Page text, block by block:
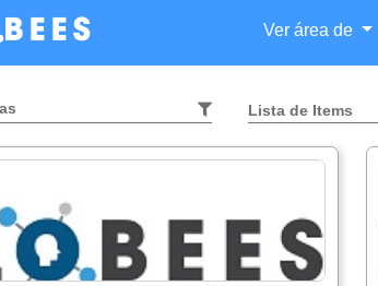
Ver área de
Lista de Items